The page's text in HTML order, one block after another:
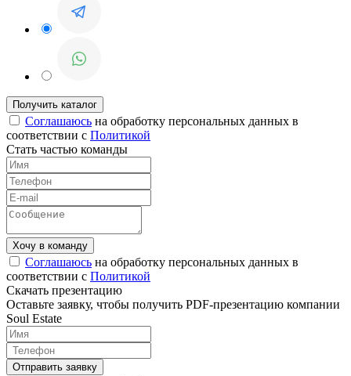
Соглашаюсь на обработку персональных данных в
соответствии с Политикой
Стать частью команды
Соглашаюсь на обработку персональных данных в
соответствии с Политикой
Скачать презентацию
Оставьте заявку, чтобы получить PDF-презентацию компании
Soul Estate